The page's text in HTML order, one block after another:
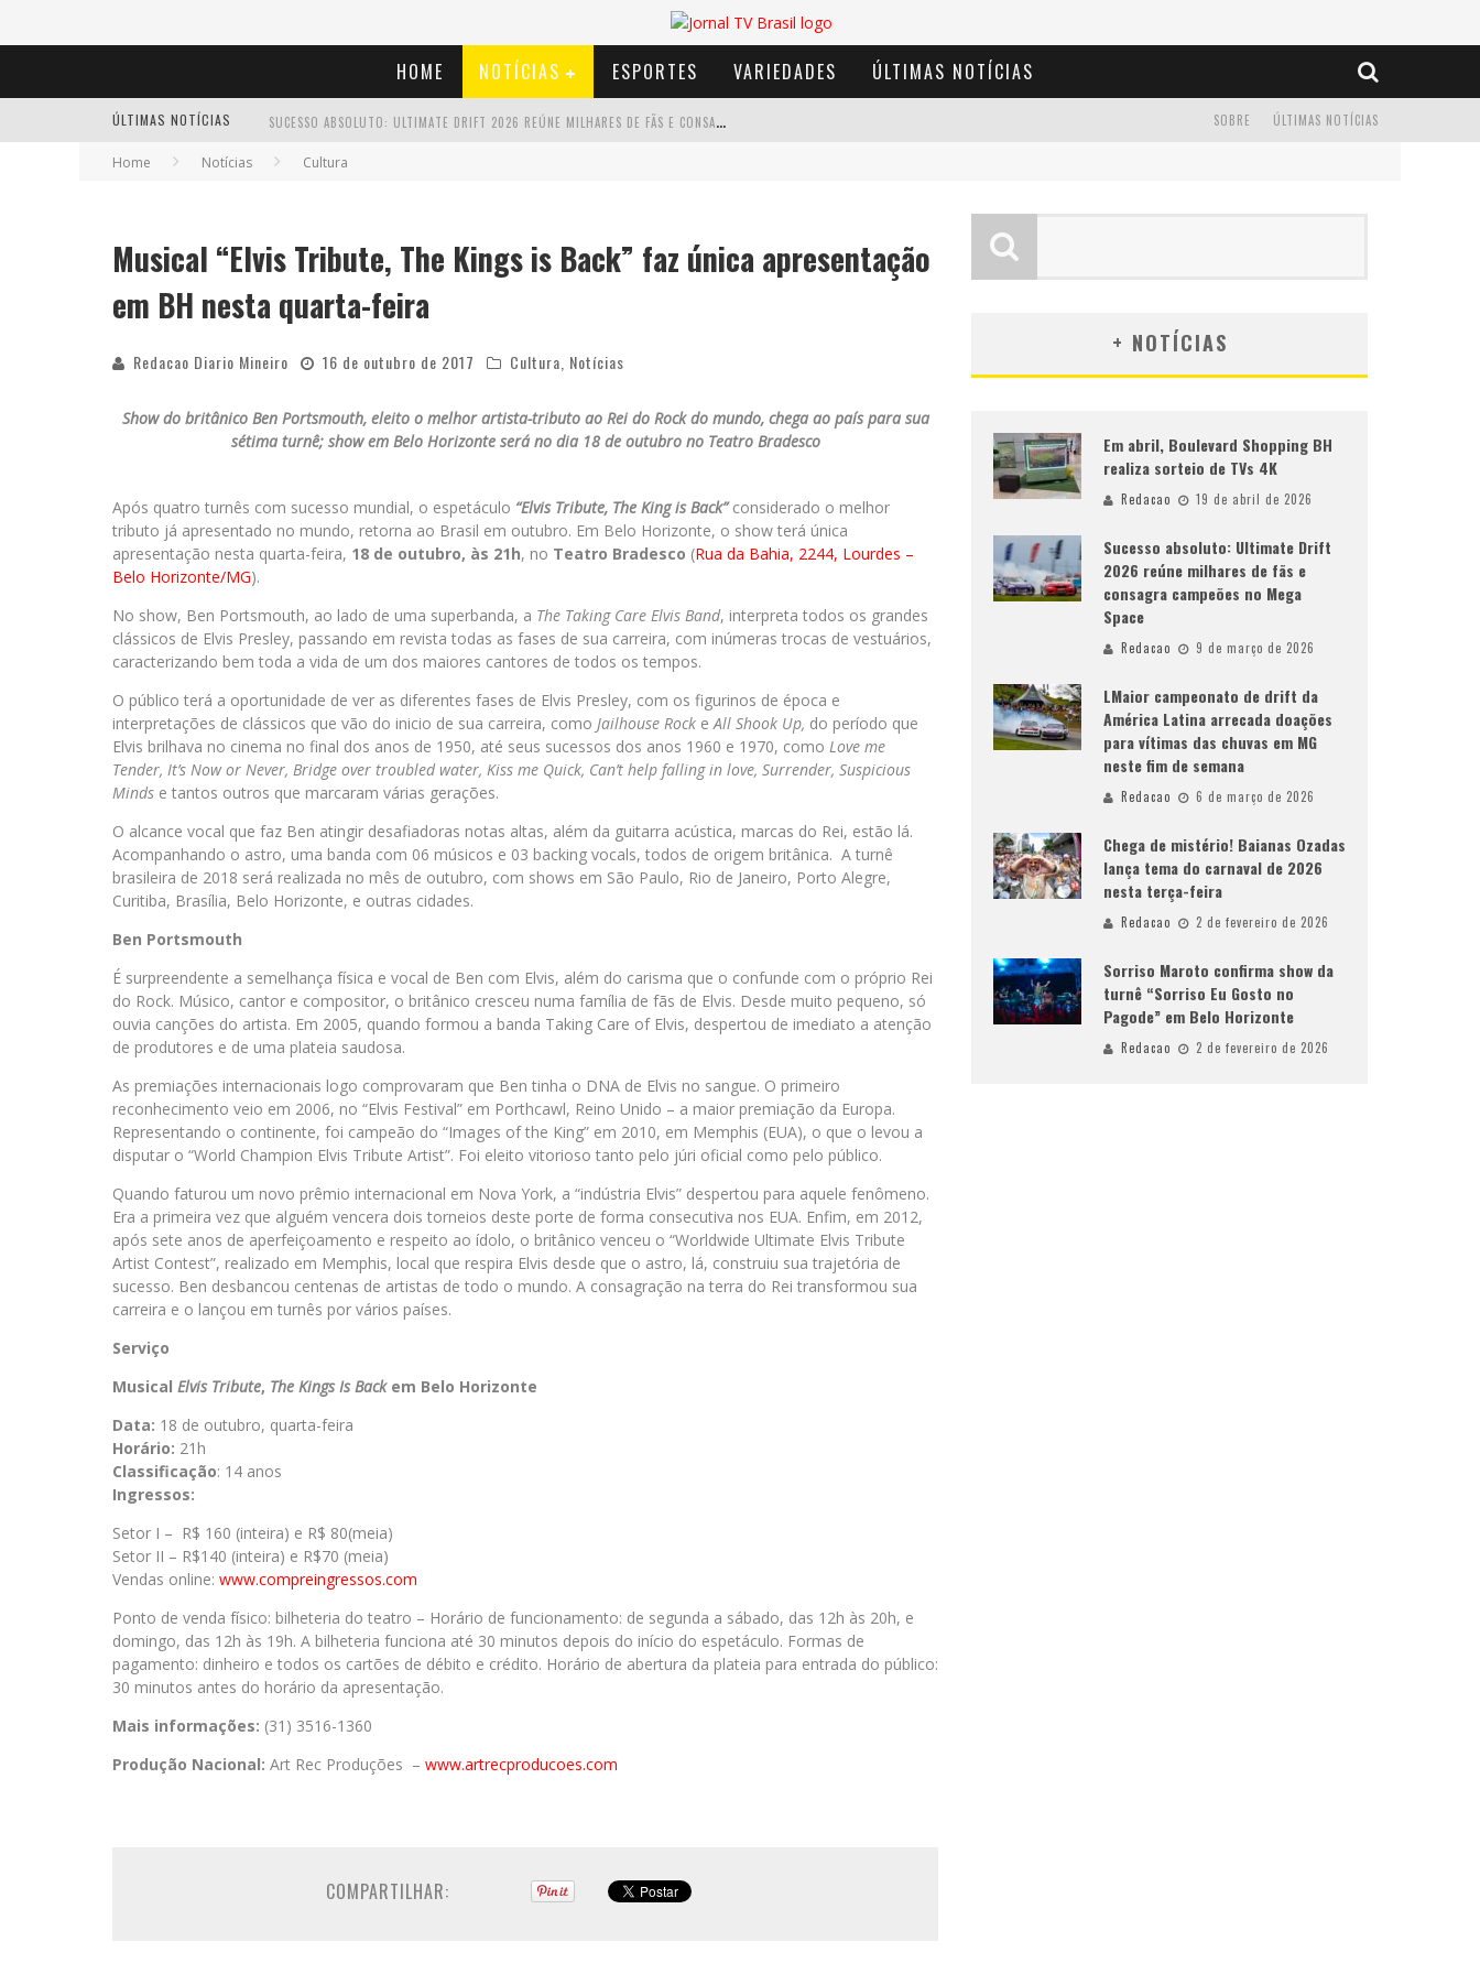
HOME NOTÍCIAS ESPORTES VARIEDADES ÚLTIMAS NOTÍCIAS
ÚLTIMAS NOTÍCIAS S
UCESSO ABSOLUTO: ULTIMATE DRIFT 2026 REÚNE MILHARES DE FÃS E CONSAGRA CAMPEÕES NO MEGA SPACE
EM ABRIL, BOULEVARD SHOPPING BH REALIZA SORTEIO DE TVS 4K
ÚLTIMAS NOTÍCIAS
SOBRE
Home Notícias Cultura
Musical “Elvis Tribute, The Kings is Back” faz única apresentação
em BH nesta quarta-feira
Redacao Diario Mineiro 16 de outubro de 2017 Cultura Notícias
Show do britânico Ben Portsmouth, eleito o melhor artista-tributo ao Rei do Rock do mundo, chega ao país para sua
sétima turnê; show em Belo Horizonte será no dia 18 de outubro no Teatro Bradesco
Após quatro turnês com sucesso mundial, o espetáculo “Elvis Tribute, The King is Back”considerado o melhor
tributo já apresentado no mundo, retorna ao Brasil em outubro. Em Belo Horizonte, o show terá única
apresentação nesta quarta-feira, 18 de outubro, às 21h, no Teatro Bradesco (Rua da Bahia, 2244, Lourdes –
Belo Horizonte/MG).
No show, Ben Portsmouth, ao lado de uma superbanda, a The Taking Care Elvis Band, interpreta todos os grandes
clássicos de Elvis Presley, passando em revista todas as fases de sua carreira, com inúmeras trocas de vestuários,
caracterizando bem toda a vida de um dos maiores cantores de todos os tempos.
O público terá a oportunidade de ver as diferentes fases de Elvis Presley, com os figurinos de época e
interpretações de clássicos que vão do inicio de sua carreira, como Jailhouse Rock e All Shook Up, do período que
Elvis brilhava no cinema no final dos anos de 1950, até seus sucessos dos anos 1960 e 1970, como Love me
Tender, It’s Now or Never, Bridge over troubled water, Kiss me Quick, Can’t help falling in love, Surrender, Suspicious
Minds e tantos outros que marcaram várias gerações.
O alcance vocal que faz Ben atingir desafiadoras notas altas, além da guitarra acústica, marcas do Rei, estão lá.
Acompanhando o astro, uma banda com 06 músicos e 03 backing vocals, todos de origem britânica. A turnê
brasileira de 2018 será realizada no mês de outubro, com shows em São Paulo, Rio de Janeiro, Porto Alegre,
Curitiba, Brasília, Belo Horizonte, e outras cidades.
Ben Portsmouth
É surpreendente a semelhança física e vocal de Ben com Elvis, além do carisma que o confunde com o próprio Rei
do Rock. Músico, cantor e compositor, o britânico cresceu numa família de fãs de Elvis. Desde muito pequeno, só
ouvia canções do artista. Em 2005, quando formou a banda Taking Care of Elvis, despertou de imediato a atenção
de produtores e de uma plateia saudosa.
As premiações internacionais logo comprovaram que Ben tinha o DNA de Elvis no sangue. O primeiro
reconhecimento veio em 2006, no “Elvis Festival” em Porthcawl, Reino Unido – a maior premiação da Europa.
Representando o continente, foi campeão do “Images of the King” em 2010, em Memphis (EUA), o que o levou a
disputar o “World Champion Elvis Tribute Artist”. Foi eleito vitorioso tanto pelo júri oficial como pelo público.
Quando faturou um novo prêmio internacional em Nova York, a “indústria Elvis” despertou para aquele fenômeno.
Era a primeira vez que alguém vencera dois torneios deste porte de forma consecutiva nos EUA. Enfim, em 2012,
após sete anos de aperfeiçoamento e respeito ao ídolo, o britânico venceu o “Worldwide Ultimate Elvis Tribute
Artist Contest”, realizado em Memphis, local que respira Elvis desde que o astro, lá, construiu sua trajetória de
sucesso. Ben desbancou centenas de artistas de todo o mundo. A consagração na terra do Rei transformou sua
carreira e o lançou em turnês por vários países.
Serviço
Musical Elvis Tribute, The Kings Is Backem Belo Horizonte
Data: 18 de outubro, quarta-feira
Horário: 21h
Classificação: 14 anos
Ingressos:
Setor I – R$ 160 (inteira) e R$ 80(meia)
Setor II – R$140 (inteira) e R$70 (meia)
Vendas online: www.compreingressos.com
Ponto de venda físico: bilheteria do teatro – Horário de funcionamento: de segunda a sábado, das 12h às 20h, e
domingo, das 12h às 19h. A bilheteria funciona até 30 minutos depois do início do espetáculo. Formas de
pagamento: dinheiro e todos os cartões de débito e crédito. Horário de abertura da plateia para entrada do público:
30 minutos antes do horário da apresentação.
Mais informações: (31) 3516-1360
Produção Nacional: Art Rec Produções – www.artrecproducoes.com
COMPARTILHAR:
+ NOTÍCIAS
Em abril, Boulevard Shopping BH
realiza sorteio de TVs 4K
Redacao 19 de abril de 2026
Sucesso absoluto: Ultimate Drift
2026 reúne milhares de fãs e
consagra campeões no Mega
Space
Redacao 9 de março de 2026
LMaior campeonato de drift da
América Latina arrecada doações
para vítimas das chuvas em MG
neste fim de semana
Redacao 6 de março de 2026
Chega de mistério! Baianas Ozadas
lança tema do carnaval de 2026
nesta terça-feira
Redacao 2 de fevereiro de 2026
Sorriso Maroto confirma show da
turnê “Sorriso Eu Gosto no
Pagode” em Belo Horizonte
Redacao 2 de fevereiro de 2026